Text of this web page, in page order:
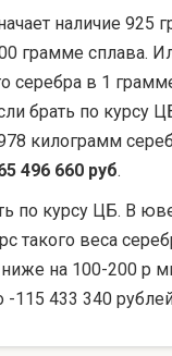
наличие 925
грамме сплава.
серебра в 1
брать по курсу
килограмм
496 660 руб.
по курсу ЦБ. В
такого веса
на 100-200 р
-115 433 340